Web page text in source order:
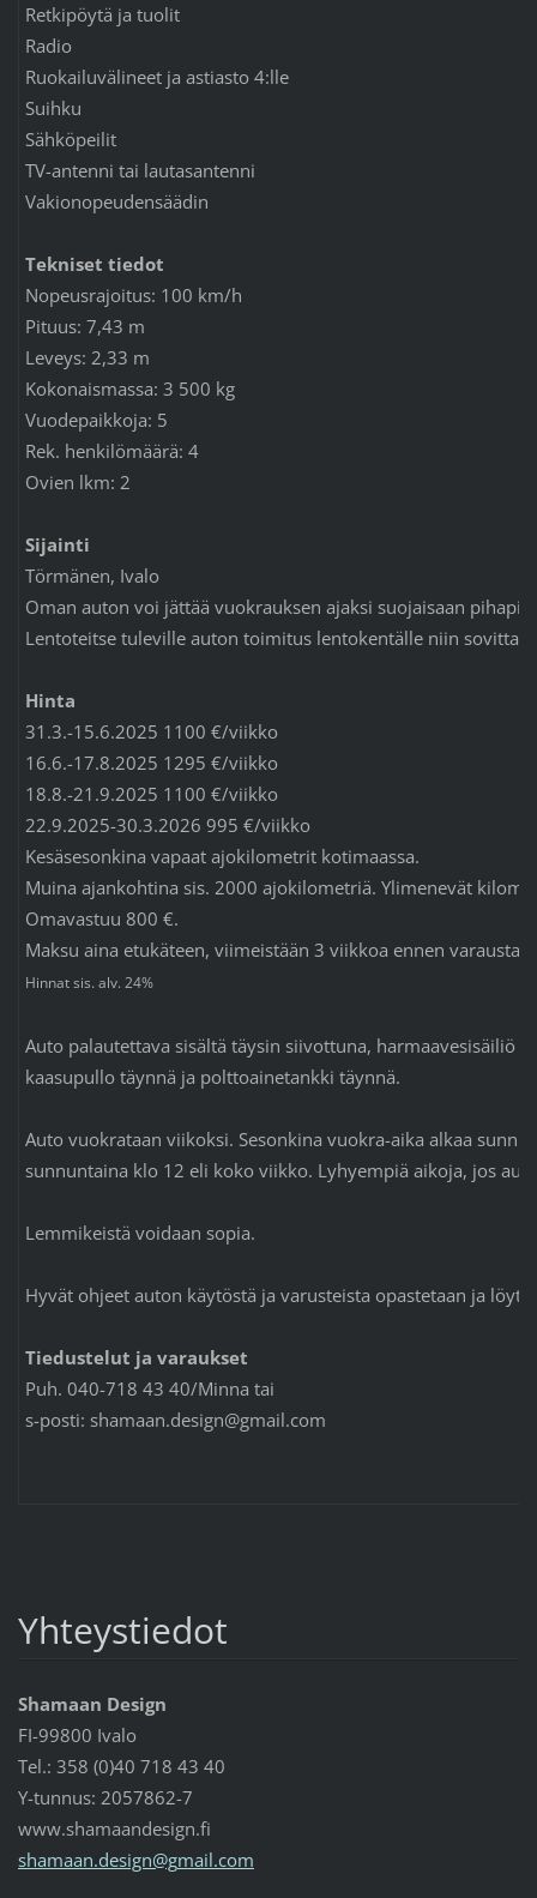
Retkipöytä ja tuolit
Radio
Ruokailuvälineet ja astiasto 4:lle
Suihku
Sähköpeilit
TV-antenni tai lautasantenni
Vakionopeudensäädin
Tekniset tiedot
Nopeusrajoitus: 100 km/h
Pituus: 7,43 m
Leveys: 2,33 m
Kokonaismassa: 3 500 kg
Vuodepaikkoja: 5
Rek. henkilömäärä: 4
Ovien lkm: 2
Sijainti
Törmänen, Ivalo
Oman auton voi jättää vuokrauksen ajaksi suojaisaan
Lentoteitse tuleville auton toimitus lentokentälle niin
Hinta
31.3.-15.6.2025 1100 €/viikko
16.6.-17.8.2025 1295 €/viikko
18.8.-21.9.2025 1100 €/viikko
22.9.2025-30.3.2026 995 €/viikko
Kesäsesonkina vapaat ajokilometrit kotimaassa.
Muina ajankohtina sis. 2000 ajokilometriä. Ylimenevät
Omavastuu 800 €.
Maksu aina etukäteen, viimeistään 3 viikkoa ennen varausta.
Hinnat sis. alv. 24%
Auto palautettava sisältä täysin siivottuna, harmaavesisäiliö
kaasupullo täynnä ja polttoainetankki täynnä.
Auto vuokrataan viikoksi. Sesonkina vuokra-aika alkaa
sunnuntaina klo 12 eli koko viikko. Lyhyempiä aikoja, jos
Lemmikeistä voidaan sopia.
Hyvät ohjeet auton käytöstä ja varusteista opastetaan ja
Tiedustelut ja varaukset
Puh. 040-718 43 40/Minna tai
s-posti: shamaan.design@gmail.com
Yhteystiedot
Shamaan Design
FI-99800 Ivalo
Tel.: 358 (0)40 718 43 40
Y-tunnus: 2057862-7
www.shamaandesign.fi
shamaan.design@gmail.com